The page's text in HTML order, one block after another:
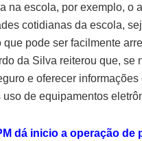
na escola, por exemplo, o
cotidianas da escola,
pode ser facilmente
da Silva reiterou que, se
e oferecer
de equipamentos
dá inicio a operação de